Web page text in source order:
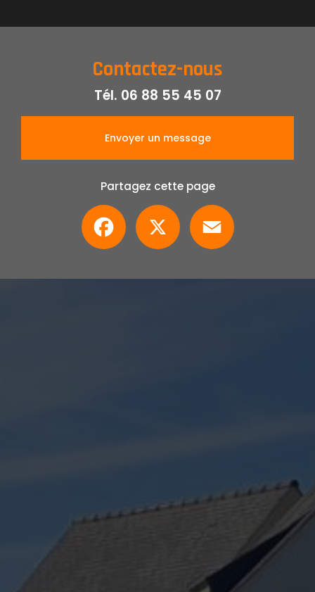
Contactez-nous
Tél. 06 88 55 45 07
Envoyer un message
Partagez cette page
Facebook